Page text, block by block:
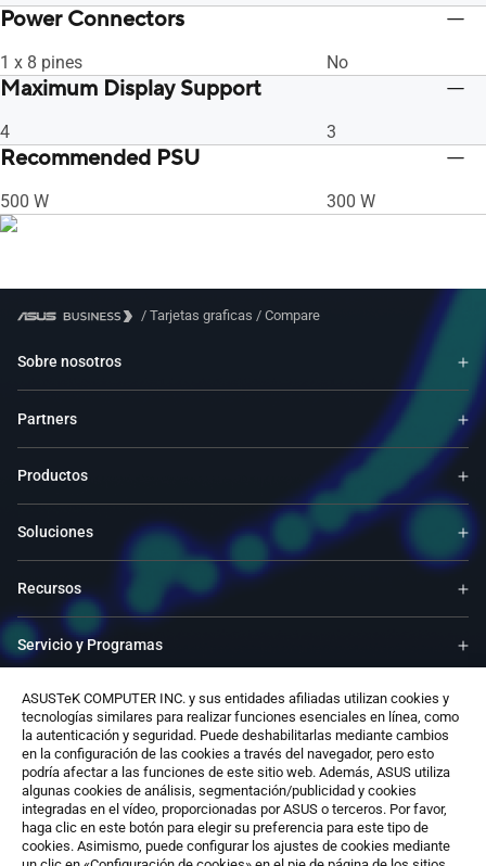
ASUSTeK COMPUTER INC. y sus entidades afiliadas utilizan cookies y
tecnologías similares para realizar funciones esenciales en línea, como
la autenticación y seguridad. Puede deshabilitarlas mediante cambios
en la configuración de las cookies a través del navegador, pero esto
podría afectar a las funciones de este sitio web. Además, ASUS utiliza
algunas cookies de análisis, segmentación/publicidad y cookies
integradas en el vídeo, proporcionadas por ASUS o terceros. Por favor,
haga clic en este botón para elegir su preferencia para este tipo de
cookies. Asimismo, puede configurar los ajustes de cookies mediante
Power Connectors
1 x 8 pines No
Maximum Display Support
4 3
Recommended PSU
500 W 300 W
/ Tarjetas graficas / Compare
Sobre nosotros
Partners
Productos
Soluciones
Recursos
Servicio y Programas
Apoyo
Software
Contáctenos